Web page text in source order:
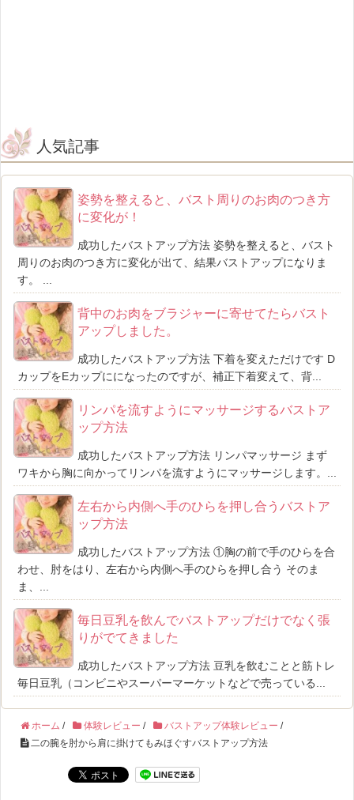
人気記事
姿勢を整えると、バスト周りのお肉のつき方
に変化が！
成功したバストアップ方法 姿勢を整えると、バスト
周りのお肉のつき方に変化が出て、結果バストアップになりま
す。 ...
背中のお肉をブラジャーに寄せてたらバスト
アップしました。
成功したバストアップ方法 下着を変えただけです D
カップをEカップにになったのですが、補正下着変えて、背...
リンパを流すようにマッサージするバストア
ップ方法
成功したバストアップ方法 リンパマッサージ まず
ワキから胸に向かってリンパを流すようにマッサージします。...
左右から内側へ手のひらを押し合うバストア
ップ方法
成功したバストアップ方法 ①胸の前で手のひらを合
わせ、肘をはり、左右から内側へ手のひらを押し合う そのま
ま、...
毎日豆乳を飲んでバストアップだけでなく張
りがでてきました
成功したバストアップ方法 豆乳を飲むことと筋トレ
毎日豆乳（コンビニやスーパーマーケットなどで売っている...
ホーム / 体験レビュー / バストアップ体験レビュー /
二の腕を肘から肩に掛けてもみほぐすバストアップ方法